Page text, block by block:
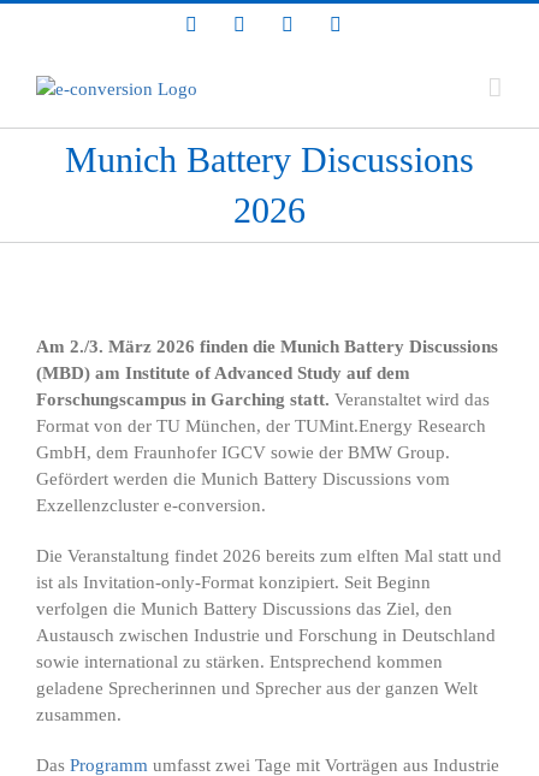
LinkedInFacebookYouTube
Munich Battery Discussions
2026
Am 2./3. März 2026 finden die Munich Battery Discussions
(MBD) am Institute of Advanced Study auf dem
Forschungscampus in Garching statt. Veranstaltet wird das
Format von der TU München, der TUMint.Energy Research
GmbH, dem Fraunhofer IGCV sowie der BMW Group.
Gefördert werden die Munich Battery Discussions vom
Exzellenzcluster e-conversion.
Die Veranstaltung findet 2026 bereits zum elften Mal statt und
ist als Invitation-only-Format konzipiert. Seit Beginn
verfolgen die Munich Battery Discussions das Ziel, den
Austausch zwischen Industrie und Forschung in Deutschland
sowie international zu stärken. Entsprechend kommen
geladene Sprecherinnen und Sprecher aus der ganzen Welt
zusammen.
Das Programm umfasst zwei Tage mit Vorträgen aus Industrie